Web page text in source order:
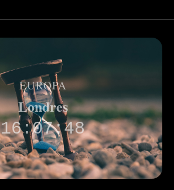
EUROPA
Londres
16:07:48